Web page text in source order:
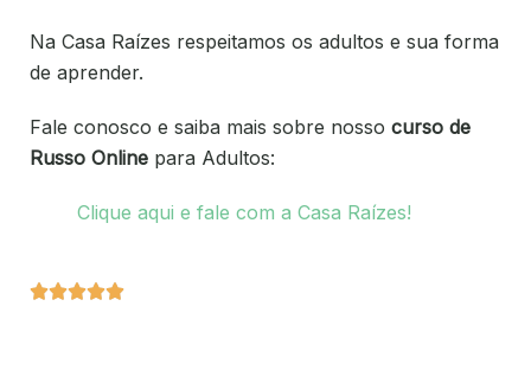
Na Casa Raízes respeitamos os adultos e sua forma
de aprender.
Fale conosco e saiba mais sobre nosso curso de
Russo Online para Adultos:
Clique aqui e fale com a Casa Raízes!
